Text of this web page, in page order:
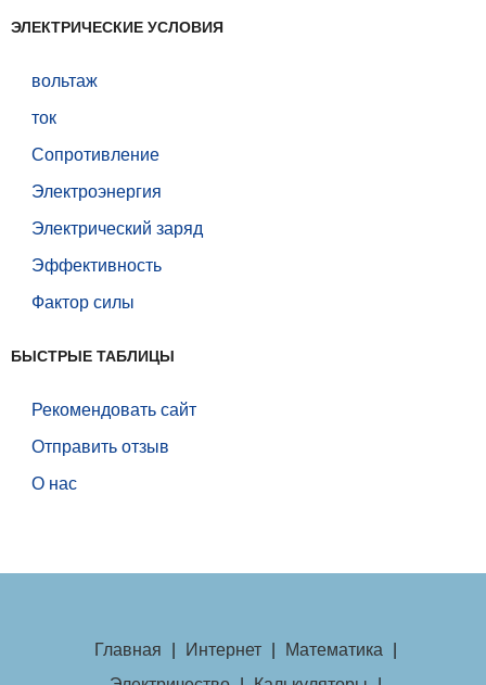
ЭЛЕКТРИЧЕСКИЕ УСЛОВИЯ
вольтаж
ток
Сопротивление
Электроэнергия
Электрический заряд
Эффективность
Фактор силы
БЫСТРЫЕ ТАБЛИЦЫ
Рекомендовать сайт
Отправить отзыв
О нас
Главная Интернет Математика